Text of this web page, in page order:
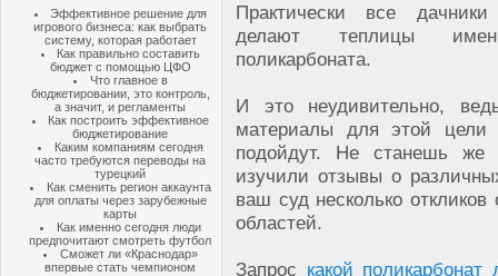
Эффективное решение для
игрового бизнеса: как выбрать
систему, которая работает
Как правильно составить
бюджет с помощью ЦФО
Что главное в
бюджетировании, это контроль,
а значит, и регламенты
Как построить эффективное
бюджетирование
Каким компаниям сегодня
часто требуются переводы на
турецкий
Как сменить регион аккаунта
для оплаты через зарубежные
карты
Как именно сегодня люди
предпочитают смотреть футбол
Сможет ли «Краснодар»
впервые стать чемпионом
Практически все дачники
делают теплицы
поликарбоната.
И это неудивительно,
материалы для этой цели
подойдут. Не станешь же
изучили отзывы о
ваш суд несколько
областей.
Запрос какой